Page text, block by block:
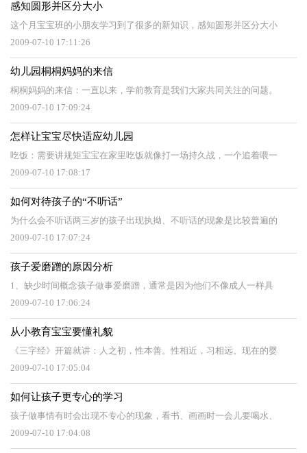
感知圆形并区分大小
这个月宝宝班的小朋友学习到了很多的新知识，感知圆形并区分大小
2009-07-10 17:11:26
幼儿园桐桐妈妈的来信
桐桐妈妈的来信：一直以来，学前教育是我们大家共同关注的问题。
2009-07-10 17:09:24
怎样让宝宝尽快适应幼儿园
吃饭：需要讲规矩宝宝在家里吃饭就像打一场持久战，一个追着喂一
2009-07-10 17:08:17
如何对待孩子的“不听话”
为什么会不听话两三岁的孩子出现执拗、不听话的现象是比较普遍的
2009-07-10 17:07:24
孩子爱磨蹭的原因分析
1、缺少时间概念孩子做事爱磨蹭，通常是因为他们不像成人一样具
2009-07-10 17:06:24
从小教育宝宝要懂礼貌
《三字经》开篇就讲：人之初，性本善。性相近，习相远。现在的婴
2009-07-10 17:05:04
如何让孩子更专心的学习
孩子做事情有时会出现不专心的现象，看书、画画时一会儿要喝水、
2009-07-10 17:04:08